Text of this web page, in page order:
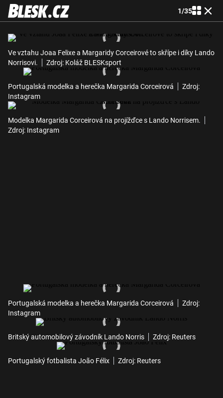
1/35
Ve vztahu Joaa Felixe a Margaridy Corceirové to skřípe i díky Lando
Norrisovi.
Zdroj: Koláž BLESKsport
Portugalská modelka a herečka Margarida Corceirová
Zdroj:
Instagram
Modelka Margarida Corceirová na projížďce s Lando Norrisem.
Zdroj: Instagram
Portugalská modelka a herečka Margarida Corceirová
Zdroj:
Instagram
Britský automobilový závodník Lando Norris Zdroj: Reuters
Portugalský fotbalista João Félix Zdroj: Reuters